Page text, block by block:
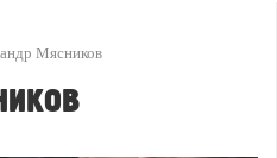
Мясников